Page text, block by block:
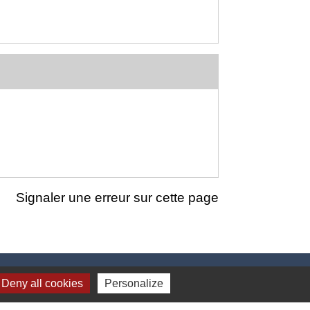
Signaler une erreur sur cette page
Deny all cookies Personalize